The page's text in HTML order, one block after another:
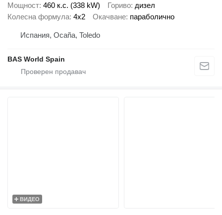
Мощност 460 к.с. (338 kW) Гориво дизел
Колесна формула 4x2 Окачване параболично
Испания, Ocaña, Toledo
BAS World Spain
ВИДЕО